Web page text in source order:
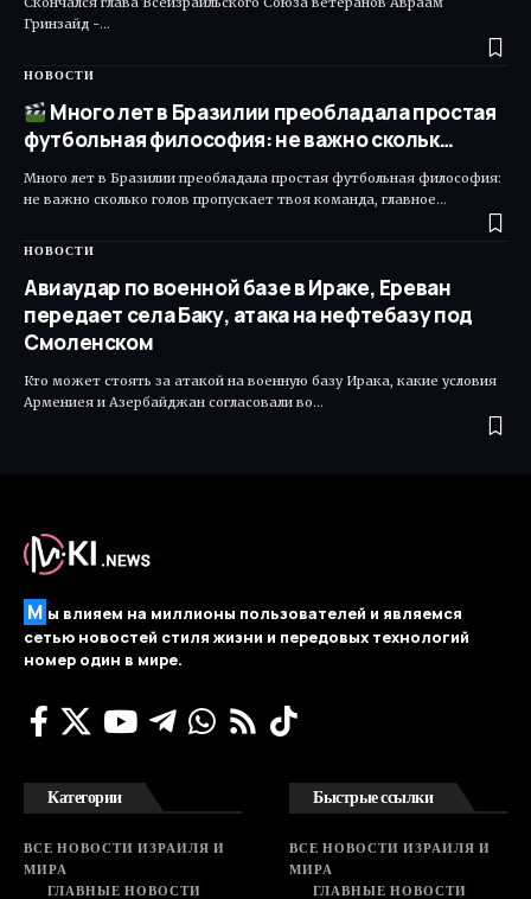
Гринзайд -…
НОВОСТИ
Много лет в Бразилии преобладала простая
футбольная философия: не важно скольк…
Много лет в Бразилии преобладала простая футбольная философия:
не важно сколько голов пропускает твоя команда, главное…
НОВОСТИ
Авиаудар по военной базе в Ираке, Ереван
передает села Баку, атака на нефтебазу под
Смоленском
Кто может стоять за атакой на военную базу Ирака, какие условия
Армениея и Азербайджан согласовали во…
М ы влияем на миллионы пользователей и являемся
сетью новостей стиля жизни и передовых технологий
номер один в мире.
Категории
ВСЕ НОВОСТИ ИЗРАИЛЯ И
МИРА
ГЛАВНЫЕ НОВОСТИ
Быстрые ссылки
ВСЕ НОВОСТИ ИЗРАИЛЯ И
МИРА
ГЛАВНЫЕ НОВОСТИ